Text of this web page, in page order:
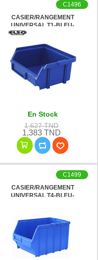
CASIER/RANGEMENT
UNIVERSAL T1-BLEU-
C1496
En Stock
1,627 TND
1,383 TND
CASIER/RANGEMENT
UNIVERSAL T4-BLEU-
C1499